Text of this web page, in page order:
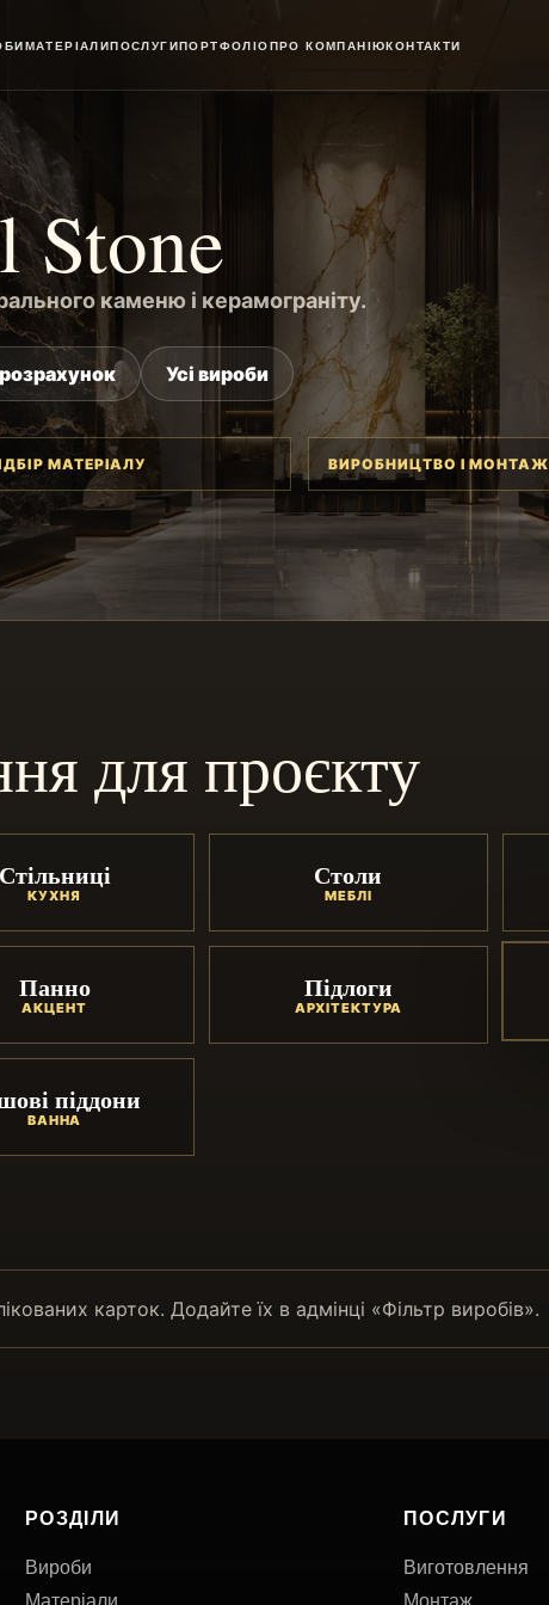
МАТЕРІАЛИПОСЛУГИПОРТФОЛІОПРО КОМПАНІЮКОНТАКТИ
Stone
каменю і керамограніту.
Усі вироби
МАТЕРІАЛУ ВИРОБНИЦТВО І МОНТАЖ
для проєкту
Стільниці
КУХНЯ
Столи
МЕБЛІ
Панно
АКЦЕНТ
Підлоги
АРХІТЕКТУРА
піддони
ВАННА
карток. Додайте їх в адмінці «Фільтр виробів».
РОЗДІЛИ
Вироби
Матеріали
ПОСЛУГИ
Виготовлення
Монтаж